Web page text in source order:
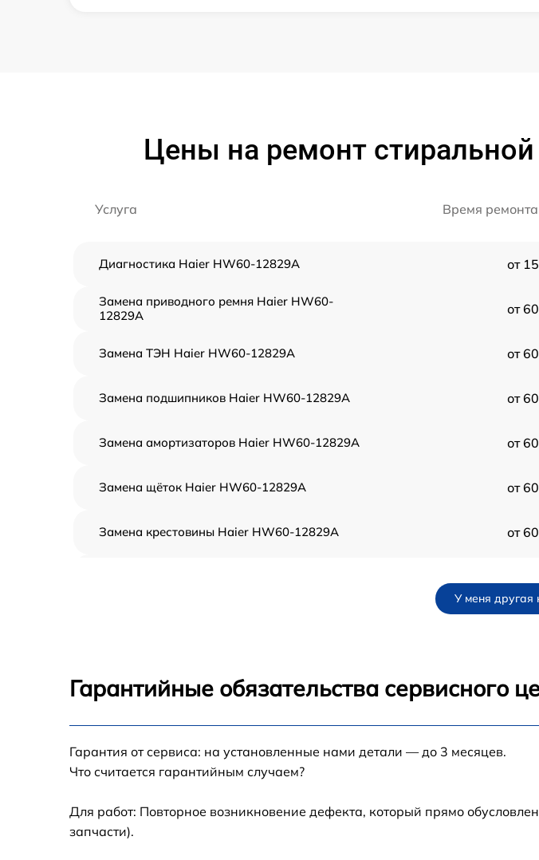
Цены на ремонт
Услуга Время ремонта
Диагностика Haier HW60-12829A от
Замена приводного ремня Haier HW60-
12829A
от
Замена ТЭН Haier HW60-12829A от
Замена подшипников Haier HW60-12829A от
Замена амортизаторов Haier HW60-12829A от
Замена щёток Haier HW60-12829A от
Замена крестовины Haier HW60-12829A от
Замена УБЛ Haier HW60-12829A
HW60-12829A
Замена сливного шланга Haier HW60-
У меня другая
Гарантийные обязательства сервисного
Гарантия от сервиса: на установленные нами детали — до 3 месяцев.
Что считается гарантийным случаем?
Для работ: Повторное возникновение дефекта, который прямо
запчасти).